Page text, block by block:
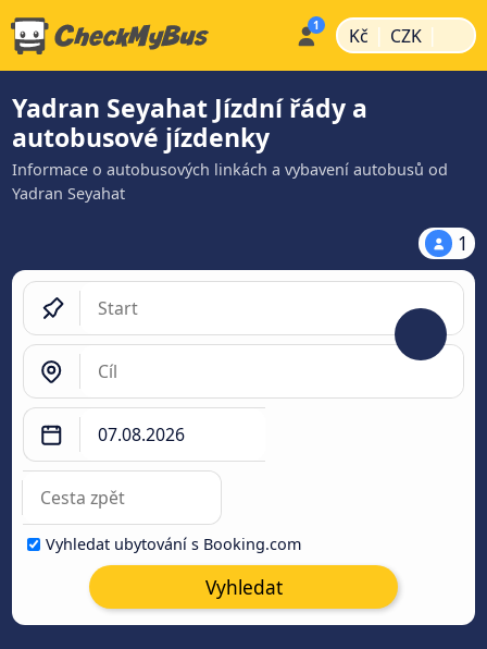
Kč | CZK |
Yadran Seyahat Jízdní řády a
autobusové jízdenky
Informace o autobusových linkách a vybavení autobusů od
Yadran Seyahat
1
Vyhledat ubytování s Booking.com
Vyhledat